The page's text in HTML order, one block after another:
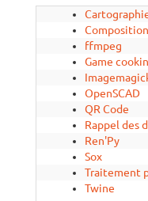
ffmpeg
Game
OpenSCAD
QR Code
Rappel des
Ren'Py
Sox
Traitement
Twine